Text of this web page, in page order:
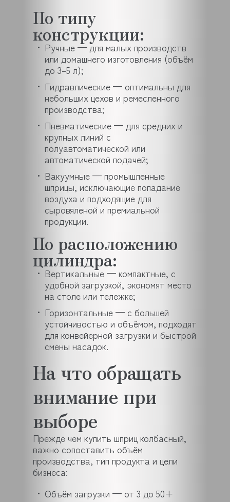
По типу
конструкции:
Ручные — для малых производств
или домашнего изготовления (объём
до 3–5 л);
Гидравлические — оптимальны для
небольших цехов и ремесленного
производства;
Пневматические — для средних и
крупных линий с
полуавтоматической или
автоматической подачей;
Вакуумные — промышленные
шприцы, исключающие попадание
воздуха и подходящие для
сыровяленой и премиальной
продукции.
По расположению
цилиндра:
Вертикальные — компактные, с
удобной загрузкой, экономят место
на столе или тележке;
Горизонтальные — с большей
устойчивостью и объёмом, подходят
для конвейерной загрузки и быстрой
смены насадок.
На что обращать
внимание при
выборе
Прежде чем купить шприц колбасный,
важно сопоставить объём
производства, тип продукта и цели
бизнеса:
Объём загрузки — от 3 до 50+